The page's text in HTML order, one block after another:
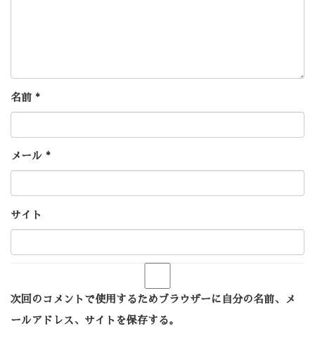
名前 *
メール *
サイト
次回のコメントで使用するためブラウザーに自分の名前、メ
ールアドレス、サイトを保存する。